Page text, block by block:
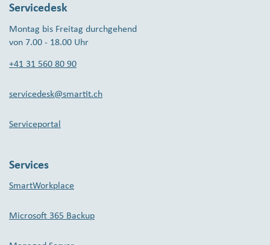
Servicedesk
Montag bis Freitag durchgehend
von 7.00 - 18.00 Uhr
+41 31 560 80 90
servicedesk@smartit.ch
Serviceportal
Services
SmartWorkplace
Microsoft 365 Backup